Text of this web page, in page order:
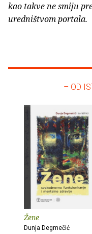
kao takve ne smiju
uredništvom portala.
– OD
Žene
Dunja Degmečić